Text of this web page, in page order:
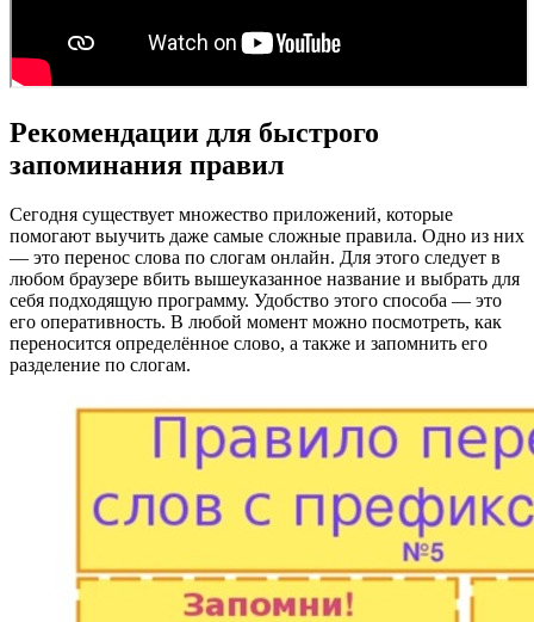
Рекомендации для быстрого
запоминания правил
Сегодня существует множество приложений, которые
помогают выучить даже самые сложные правила. Одно из них
— это перенос слова по слогам онлайн. Для этого следует в
любом браузере вбить вышеуказанное название и выбрать для
себя подходящую программу. Удобство этого способа — это
его оперативность. В любой момент можно посмотреть, как
переносится определённое слово, а также и запомнить его
разделение по слогам.